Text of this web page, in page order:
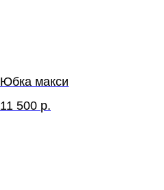
Юбка макси
11 500 р.